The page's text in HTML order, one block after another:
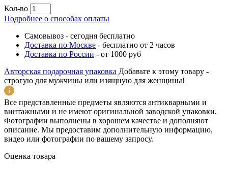
Кол-во
Подробнее о способах оплаты
Самовывоз - сегодня бесплатно
Доставка по Москве - бесплатно от 2 часов
Доставка по России - от 1000 руб
Авторская подарочная упаковка Добавьте к этому товару -
строгую для мужчины или изящную для женщины!
Все представленные предметы являются антикварными и
винтажными и не имеют оригинальной заводской упаковки.
Фотографии выполнены в хорошем качестве и дополняют
описание. Мы предоставим дополнительную информацию,
видео или фотографии по вашему запросу.
Оценка товара